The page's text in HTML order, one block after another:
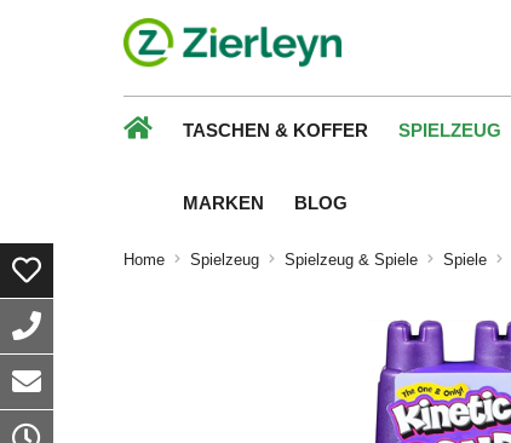
TASCHEN & KOFFER SPIELZEUG
MARKEN BLOG
Home Spielzeug Spielzeug & Spiele Spiele